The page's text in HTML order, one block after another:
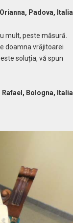
Italia
mult, peste măsură.
doamna vrăjitoarei
soluția, vă spun
Italia